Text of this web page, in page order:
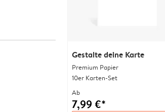
Gestalte deine Karte
Premium Papier
10er Karten-Set
Ab
7,99 €*